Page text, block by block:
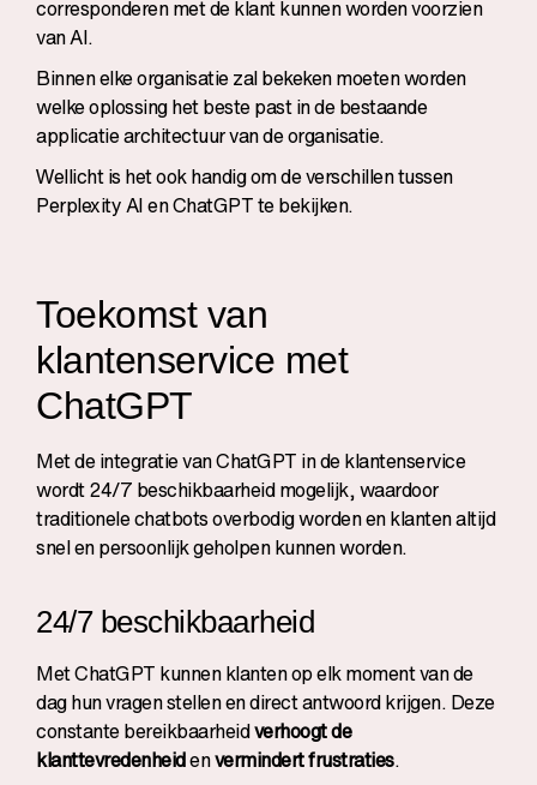
corresponderen met de klant kunnen worden voorzien
van AI.
Binnen elke organisatie zal bekeken moeten worden
welke oplossing het beste past in de bestaande
applicatie architectuur van de organisatie.
Wellicht is het ook handig om deverschillen tussen
Perplexity AI en ChatGPTte bekijken.
Toekomst van
klantenservice met
ChatGPT
Met de integratie van ChatGPT in de klantenservice
wordt 24/7 beschikbaarheid mogelijk, waardoor
traditionele chatbots overbodig worden en klanten altijd
snel en persoonlijk geholpen kunnen worden.
24/7 beschikbaarheid
Met ChatGPT kunnen klanten op elk moment van de
dag hun vragen stellen en direct antwoord krijgen. Deze
constante bereikbaarheidverhoogt de
klanttevredenheidenvermindert frustraties.